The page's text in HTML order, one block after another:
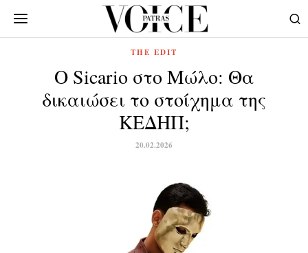
THE EDIT
Ο Sicario στο Μώλο: Θα
δικαιώσει το στοίχημα της
ΚΕΔΗΠ;
20.02.2026